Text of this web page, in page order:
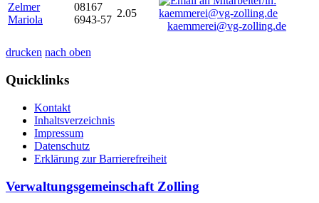
Zelmer
Mariola
08167
6943-57
2.05
kaemmerei@vg-zolling.de
drucken nach oben
Quicklinks
Kontakt
Inhaltsverzeichnis
Impressum
Datenschutz
Erklärung zur Barrierefreiheit
Verwaltungsgemeinschaft Zolling